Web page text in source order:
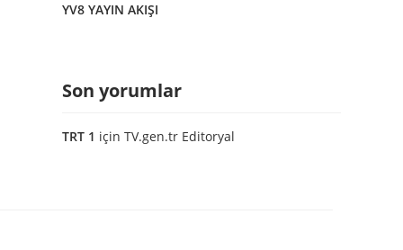
YV8 YAYIN AKIŞI
Son yorumlar
TRT 1 için TV.gen.tr Editoryal